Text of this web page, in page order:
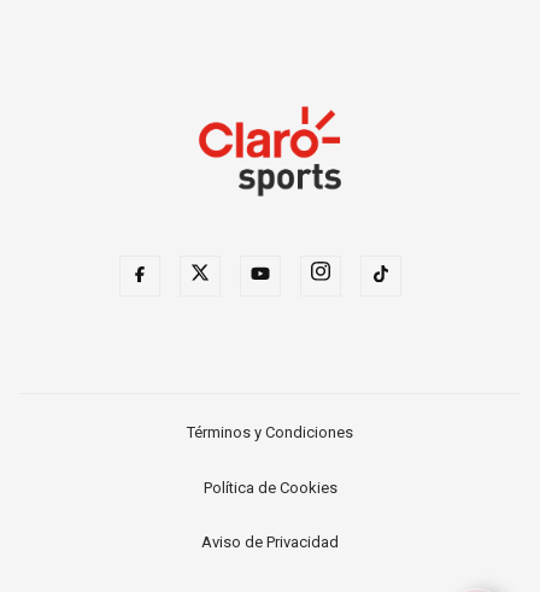
Términos y Condiciones
Política de Cookies
Aviso de Privacidad